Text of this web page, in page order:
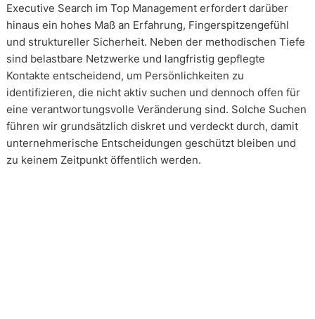
Executive Search im Top Management erfordert darüber
hinaus ein hohes Maß an Erfahrung, Fingerspitzengefühl
und struktureller Sicherheit. Neben der methodischen Tiefe
sind belastbare Netzwerke und langfristig gepflegte
Kontakte entscheidend, um Persönlichkeiten zu
identifizieren, die nicht aktiv suchen und dennoch offen für
eine verantwortungsvolle Veränderung sind. Solche Suchen
führen wir grundsätzlich diskret und verdeckt durch, damit
unternehmerische Entscheidungen geschützt bleiben und
zu keinem Zeitpunkt öffentlich werden.